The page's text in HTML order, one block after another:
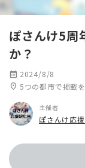
ぽさんけ5周
か？
calendar_month 2024/8/8
location_on 5つの都市で掲載
主催者
ぽさんけ応